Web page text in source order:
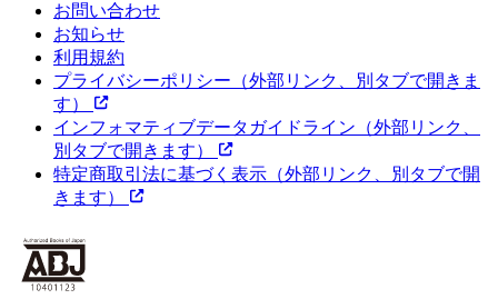
お問い合わせ
お知らせ
利用規約
プライバシーポリシー （外部リンク、別タブで開きま
す）
インフォマティブデータガイドライン （外部リンク、
別タブで開きます）
特定商取引法に基づく表示 （外部リンク、別タブで開
きます）